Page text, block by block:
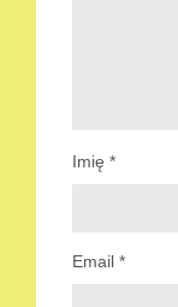
Imię *
Email *